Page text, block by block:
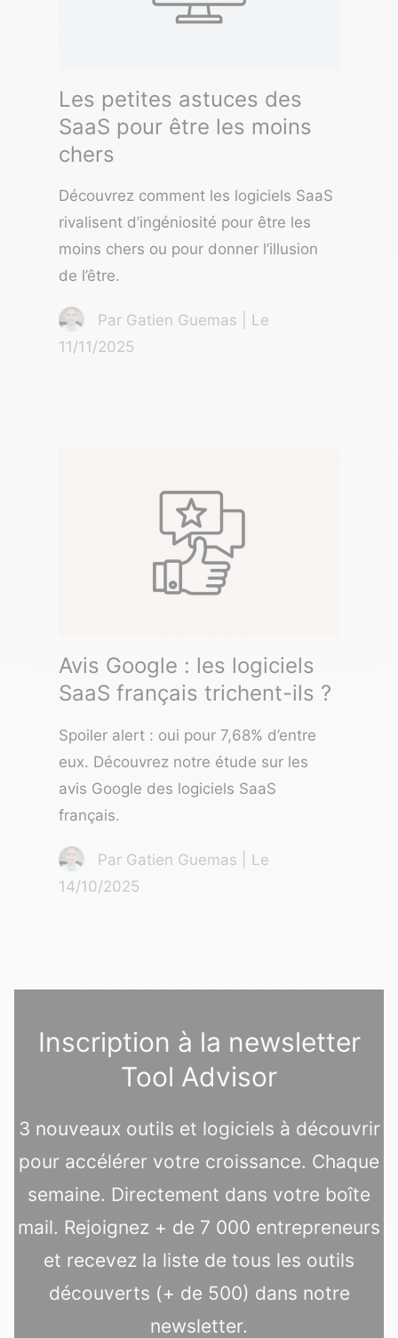
Les petites astuces des
SaaS pour être les moins
chers
Découvrez comment les logiciels SaaS
rivalisent d’ingéniosité pour être les
moins chers ou pour donner l’illusion
de l’être.
Par Gatien Guemas | Le
11/11/2025
Avis Google : les logiciels
SaaS français trichent-ils ?
Spoiler alert : oui pour 7,68% d’entre
eux. Découvrez notre étude sur les
avis Google des logiciels SaaS
français.
Par Gatien Guemas | Le
14/10/2025
Inscription à la newsletter
Tool Advisor
3 nouveaux outils et logiciels à découvrir
pour accélérer votre croissance. Chaque
semaine. Directement dans votre boîte
mail. Rejoignez + de 7 000 entrepreneurs
et recevez la liste de tous les outils
découverts (+ de 500) dans notre
newsletter.